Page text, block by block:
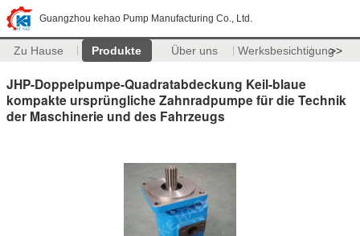
Guangzhou kehao Pump Manufacturing Co., Ltd.
Zu Hause Produkte Über uns Werksbesichtigung>>
JHP-Doppelpumpe-Quadratabdeckung Keil-blaue
kompakte ursprüngliche Zahnradpumpe für die Technik
der Maschinerie und des Fahrzeugs